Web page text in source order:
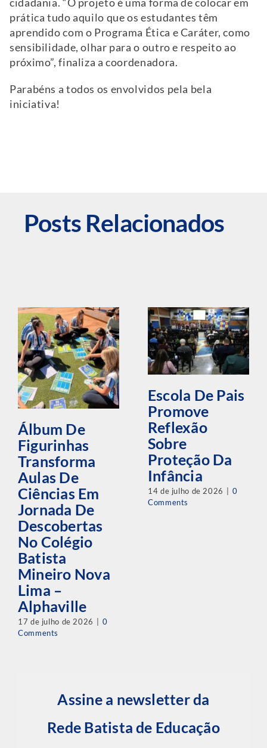
cidadania. “O projeto é uma forma de colocar em
prática tudo aquilo que os estudantes têm
aprendido com o Programa Ética e Caráter, como
sensibilidade, olhar para o outro e respeito ao
próximo”, finaliza a coordenadora.
Parabéns a todos os envolvidos pela bela
iniciativa!
Posts Relacionados
Álbum De
Figurinhas
Transforma
Aulas De
Ciências Em
Jornada De
Descobertas
No Colégio
Batista
Mineiro Nova
Lima –
Alphaville
17 de julho de 2026
0
Comments
Escola De Pais
Promove
Reflexão
Sobre
Proteção Da
Infância
14 de julho de 2026
0
Comments
Assine a newsletter da
Rede Batista de Educação